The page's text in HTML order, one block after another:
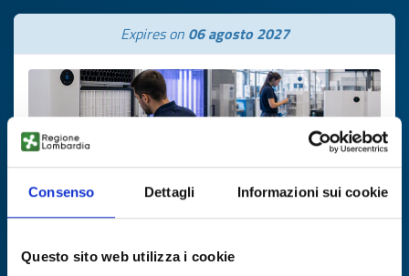
Consenso Dettagli Informazioni sui cookie
Questo sito web utilizza i cookie
Expires on 06 agosto 2027